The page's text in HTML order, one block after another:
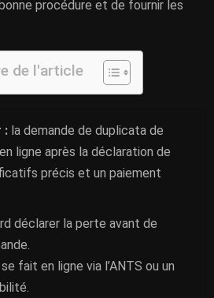
procédure et de fournir les
de l'article
: la demande de duplicata de
ligne après la déclaration de
précis et un paiement
déclarer la perte avant de
fait en ligne via l’ANTS ou un